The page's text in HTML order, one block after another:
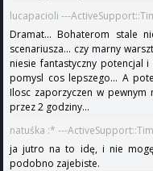
lucapacioli ---
Dramat... Bohaterom stale
scenariusza... czy marny
niesie fantastyczny potencjal
pomysl cos lepszego... A
Ilosc zaporzyczen w pewnym
przez 2 godziny...
natuśka :* ---
ja jutro na to idę, i nie mogę
podobno zajebiste.